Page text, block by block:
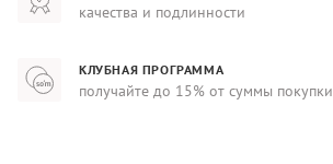
качества и подлинности
КЛУБНАЯ ПРОГРАММА
получайте до 15% от суммы покупки